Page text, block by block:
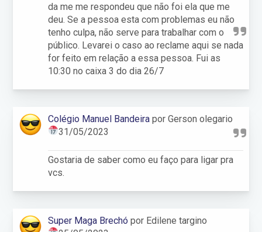
da me me respondeu que não foi ela que me
deu. Se a pessoa esta com problemas eu não
tenho culpa, não serve para trabalhar com o
público. Levarei o caso ao reclame aqui se nada
for feito em relação a essa pessoa. Fui as
10:30 no caixa 3 do dia 26/7
Colégio Manuel Bandeira por Gerson olegario
31/05/2023
Gostaria de saber como eu faço para ligar pra
vcs.
Super Maga Brechó por Edilene targino